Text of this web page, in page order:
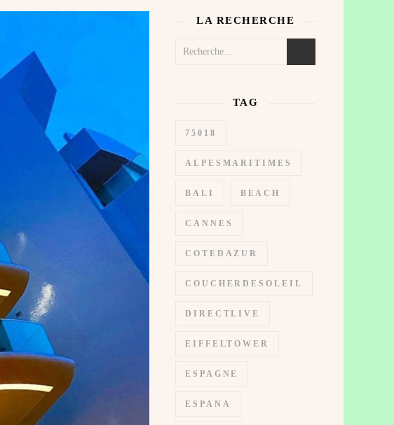
LA RECHERCHE
TAG
75018
ALPESMARITIMES
BALI BEACH
CANNES
COTEDAZUR
COUCHERDESOLEIL
DIRECTLIVE
EIFFELTOWER
ESPAGNE
ESPANA